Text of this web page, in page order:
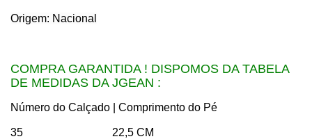
Origem: Nacional
COMPRA GARANTIDA ! DISPOMOS DA TABELA
DE MEDIDAS DA JGEAN :
Número do Calçado | Comprimento do Pé
35 22,5 CM